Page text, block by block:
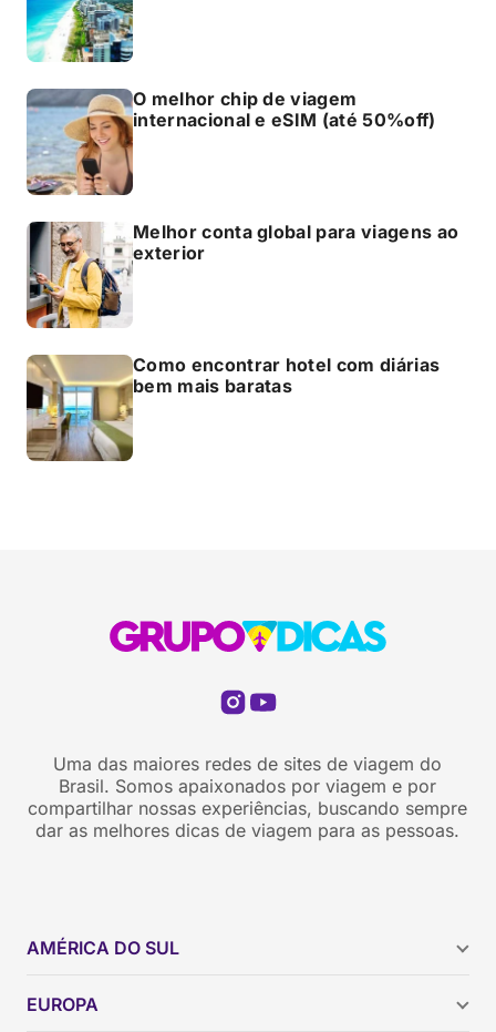
O melhor chip de viagem
internacional e eSIM (até 50%off)
Melhor conta global para viagens ao
exterior
Como encontrar hotel com diárias
bem mais baratas
Uma das maiores redes de sites de viagem do
Brasil. Somos apaixonados por viagem e por
compartilhar nossas experiências, buscando sempre
dar as melhores dicas de viagem para as pessoas.
AMÉRICA DO SUL
Brasil
EUROPA